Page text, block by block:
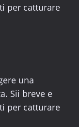
per catturare
una
Sii breve e
per catturare